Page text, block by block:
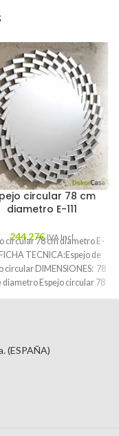
circular 78 cm
diametro E-111
244,27€ IVA Incl.
circular 78 cm diametro E-
TECNICA:Espejo de
circular DIMENSIONES: 78
diametro Espejo circular 78
cm diametro
(ESPAÑA)